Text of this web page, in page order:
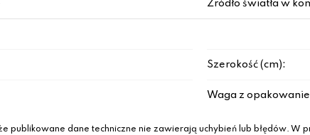
Źródło światła w
Szerokość (cm):
Waga z
publikowane dane techniczne nie zawierają uchybień lub błędów.